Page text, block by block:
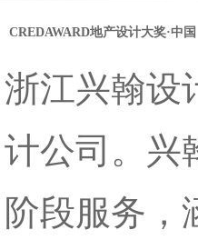
CREDAWARD地产设计大奖·中国
浙江兴翰设
计公司。兴
阶段服务，